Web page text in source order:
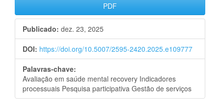
PDF
Publicado: dez. 23, 2025
DOI: https://doi.org/10.5007/2595-2420.2025.e109777
Palavras-chave:
Avaliação em saúde mental recovery Indicadores
processuais Pesquisa participativa Gestão de serviços